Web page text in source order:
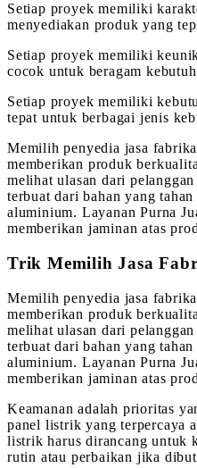
Setiap proyek memiliki
menyediakan produk yang
Setiap proyek memiliki
cocok untuk beragam
Setiap proyek memiliki
tepat untuk berbagai jenis
Memilih penyedia jasa
memberikan produk
melihat ulasan dari
terbuat dari bahan yang
aluminium. Layanan Purna
memberikan jaminan atas
Trik Memilih Jasa
Memilih penyedia jasa
memberikan produk
melihat ulasan dari
terbuat dari bahan yang
aluminium. Layanan Purna
memberikan jaminan atas
Keamanan adalah prioritas
panel listrik yang terpercaya
listrik harus dirancang untuk
rutin atau perbaikan jika